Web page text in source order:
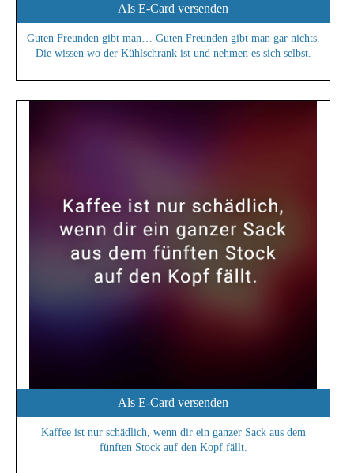
Als E-Card versenden
Guten Freunden gibt man… Guten Freunden gibt man gar nichts.
Die wissen wo der Kühlschrank ist und nehmen es sich selbst.
Als E-Card versenden
Kaffee ist nur schädlich, wenn dir ein ganzer Sack aus dem
fünften Stock auf den Kopf fällt.